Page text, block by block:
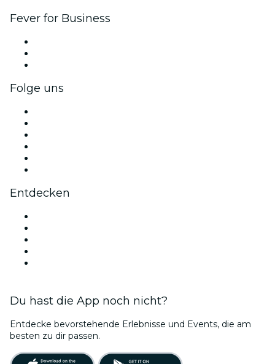
Fever for Business
Folge uns
Entdecken
Du hast die App noch nicht?
Entdecke bevorstehende Erlebnisse und Events, die am
besten zu dir passen.